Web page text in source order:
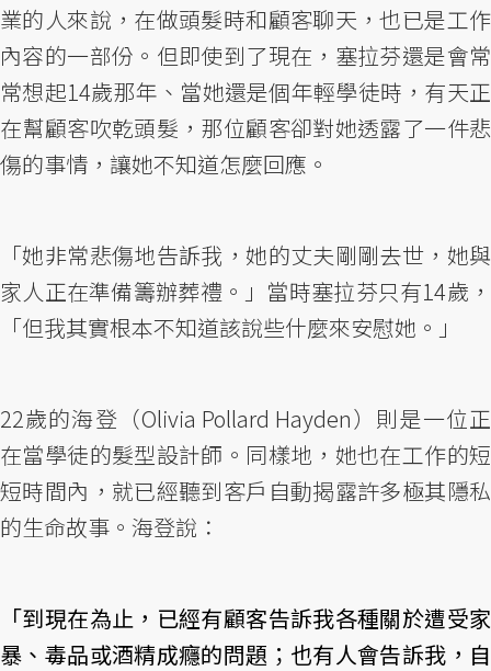
業的人來說，在做頭髮時和顧客聊天，也已是工作
內容的一部份。但即使到了現在，塞拉芬還是會常
常想起14歲那年、當她還是個年輕學徒時，有天正
在幫顧客吹乾頭髮，那位顧客卻對她透露了一件悲
傷的事情，讓她不知道怎麼回應。
「她非常悲傷地告訴我，她的丈夫剛剛去世，她與
家人正在準備籌辦葬禮。」當時塞拉芬只有14歲，
「但我其實根本不知道該說些什麼來安慰她。」
22歲的海登（Olivia Pollard Hayden）則是一位正
在當學徒的髮型設計師。同樣地，她也在工作的短
短時間內，就已經聽到客戶自動揭露許多極其隱私
的生命故事。海登說：
「到現在為止，已經有顧客告訴我各種關於遭受家
暴、毒品或酒精成癮的問題；也有人會告訴我，自